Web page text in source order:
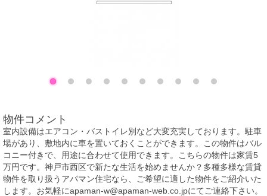
物件コメント
室内設備はエアコン・バストイレ別など大変充実しております。駐車
場があり、敷地内に車を置いておくことができます。この物件はバル
コニー付きで、用途に合わせて使用できます。こちらの物件は家賃5
万円です。神戸市西区で新たな生活を始めませんか？多種多様な賃貸
物件を取り扱うアパマン住宅なら、ご希望に適した物件をご紹介いた
します。お気軽にapaman-w@apaman-web.co.jpにてご連絡下さい。